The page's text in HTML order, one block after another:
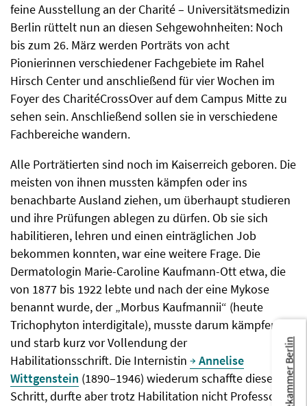
feine Ausstellung an der Charité – Universitätsmedizin
Berlin rüttelt nun an diesen Sehgewohnheiten: Noch
bis zum 26. März werden Porträts von acht
Pionierinnen verschiedener Fachgebiete im Rahel
Hirsch Center und anschließend für vier Wochen im
Foyer des CharitéCrossOver auf dem Campus Mitte zu
sehen sein. Anschließend sollen sie in verschiedene
Fachbereiche wandern.
Alle Porträtierten sind noch im Kaiserreich geboren. Die
meisten von ihnen mussten kämpfen oder ins
benachbarte Ausland ziehen, um überhaupt studieren
und ihre Prüfungen ablegen zu dürfen. Ob sie sich
habilitieren, lehren und einen einträglichen Job
bekommen konnten, war eine weitere Frage. Die
Dermatologin Marie-Caroline Kaufmann-Ott etwa, die
von 1877 bis 1922 lebte und nach der eine Mykose
benannt wurde, der „Morbus Kaufmannii“ (heute
Trichophyton interdigitale), musste darum kämpfen
und starb kurz vor Vollendung der
Habilitationsschrift. Die Internistin
Annelise
Wittgenstein (1890–1946) wiederum schaffte diesen
Schritt, durfte aber trotz Habilitation nicht Professorin